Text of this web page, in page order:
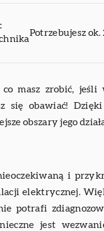
Potrzebujesz
co masz zrobić,
się obawiać!
obszary jego
i
elektrycznej.
potrafi
jest